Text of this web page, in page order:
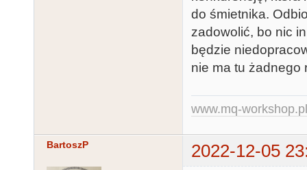
do śmietnika.
zadowolić, bo nic
będzie
nie ma tu żadnego
www.mq-workshop.pl
BartoszP 2022-12-05